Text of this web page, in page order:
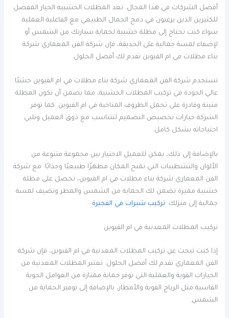
أفضل الشركات في هذا المجال. تعد المظلات الخشبية الخيار المفضل
للكثيرين الذين يرغبون في دمج الجمال الطبيعي مع الفاعلية العملية.
سواء كنت تحتاج إلى مظلة خشبية لحماية سيارتك من الشمس أو
لإضفاء لمسة جمالية على الحديقة، فإن شركة الفن المعماري شركة
بناء مظلات في ام القيوين تقدم لك أفضل الحلول.
تستخدم شركة الفن المعماري شركة بناء مظلات في ام القيوين خشبًا
عالي الجودة في تركيب المظلات الخشبية، مما يضمن أن تكون المظلة
متينة وقادرة على تحمل الظروف المناخية في ام القيوين. كما توفر
الشركة خيارات تخصيص التصميم لتتناسب مع ذوق العميل وتلبي
احتياجاته بشكل كامل.
بالإضافة إلى ذلك، يمكن للعميل الاختيار بين مجموعة متنوعة من
الألوان والتشطيبات التي تمنح المكان مظهرًا طبيعيًا وجذابًا. مع شركة
الفن المعماري شركة بناء مظلات في ام القيوين، تحصل على مظلة
خشبية مميزة تضمن لك الحماية من الشمس والمطر وتضيف لمسة
جمالية إلى منزلك. تركيب شبرات في الفجيرة
تركيب المظلات المعدنية في ام القيوين
إذا كنت تبحث عن تركيب المظلات المعدنية في ام القيوين، فإن شركة
الفن المعماري تقدم لك أفضل الحلول. تعتبر المظلات المعدنية من
الخيارات القوية والعملية التي توفر حماية ممتازة من العوامل الجوية
القاسية مثل الرياح القوية والأمطار، بالإضافة إلى توفير الحماية من
الشمس.